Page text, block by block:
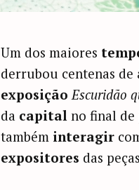
Um dos maiores
derrubou centenas de
exposição Escuridão
da capital no final de
também interagir
expositores das